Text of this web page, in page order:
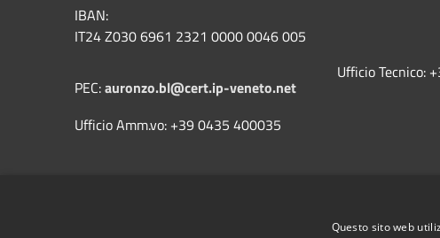
IBAN:
IT24 Z030 6961 2321 0000 0046 005
PEC:auronzo.bl@cert.ip-veneto.net
Ufficio Amm.vo: +39 0435 400035
Ufficio Tecnico:
Questo sito web